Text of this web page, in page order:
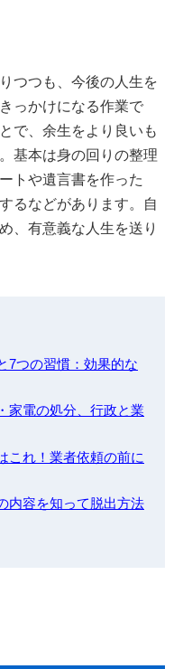
つつも、今後の人生を
っかけになる作業で
で、余生をより良いも
基本は身の回りの整理
トや遺言書を作った
るなどがあります。自
、有意義な人生を送り
7つの習慣：効果的な
家電の処分、行政と業
これ！業者依頼の前に
内容を知って脱出方法